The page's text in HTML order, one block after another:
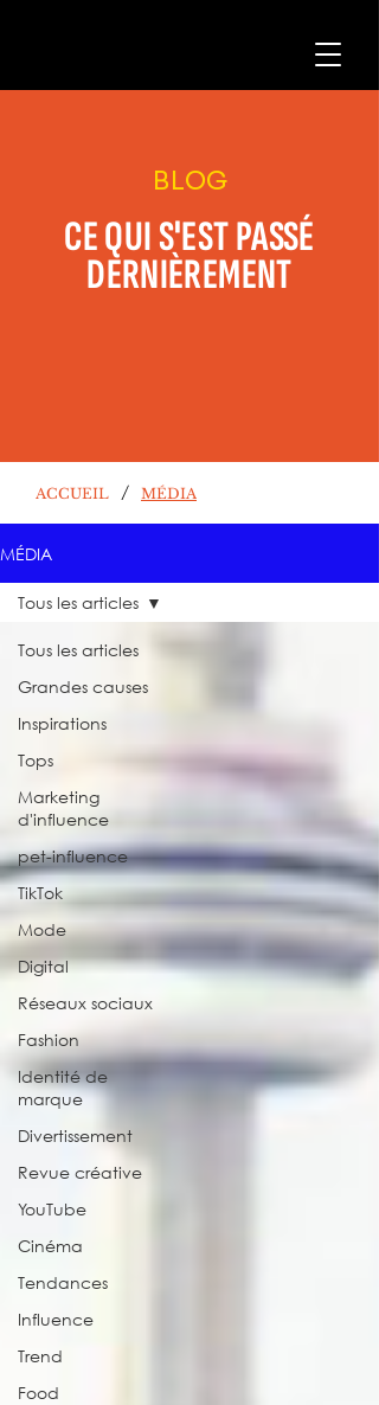
BLOG
CE QUI S'EST PASSÉ
DERNIÈREMENT
ACCUEIL / MÉDIA
MÉDIA
Tous les articles
Grandes causes
Inspirations
Tops
Marketing
d'influence
pet-influence
TikTok
Mode
Digital
Réseaux sociaux
Fashion
Identité de
marque
Divertissement
Revue créative
YouTube
Cinéma
Tendances
Influence
Trend
Food
Tous les articles